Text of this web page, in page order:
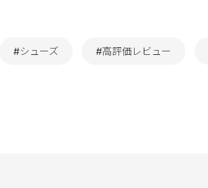
#シューズ #高評価レビュー